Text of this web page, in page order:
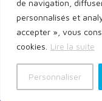
de navigation,
personnalisés et
accepter », vous
cookies. Lire la suite
Personnaliser
Copyright © 2026 PAPA